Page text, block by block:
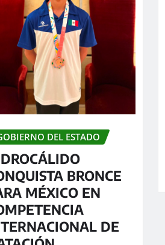
DEL ESTADO
BRONCE
MÉXICO EN
DE